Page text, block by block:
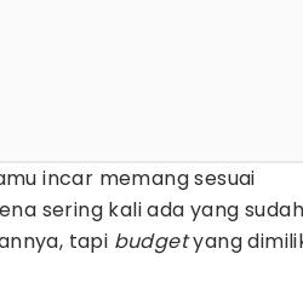
incar memang sesuai
sering kali ada yang sudah
tapi budgetyang